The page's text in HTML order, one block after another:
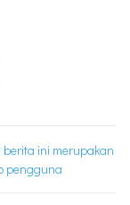
ini merupakan
pengguna